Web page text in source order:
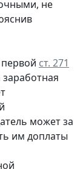
не
ст. 271
может за
им доплаты